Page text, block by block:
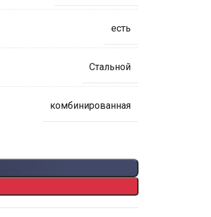
есть
Стальной
комбинированная